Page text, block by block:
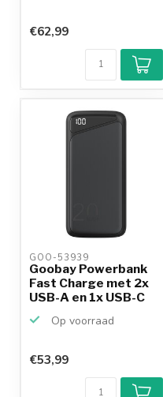
€62,99
GOO-53939
Goobay Powerbank
Fast Charge met 2x
USB-A en 1x USB-C
Op voorraad
€53,99